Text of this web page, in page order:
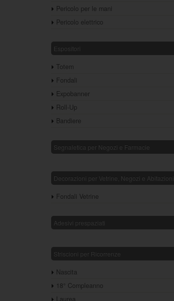
Pericolo per le mani
Pericolo elettrico
Espositori
Totem
Fondali
Expobanner
Roll-Up
Bandiere
Segnaletica per Negozi e Farmacie
Decorazioni per Vetrine, Negozi e Abitazioni
Fondali Vetrine
Adesivi prespaziati
Striscioni per Ricorrenze
Nascita
18° Compleanno
Laurea